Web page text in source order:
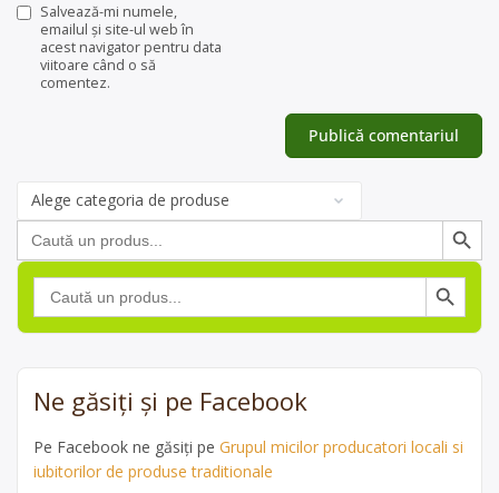
Salvează-mi numele,
emailul și site-ul web în
acest navigator pentru data
viitoare când o să
comentez.
Categorii
de
produse
Search
for:
Search Button
Search
for:
Search Button
Ne găsiți și pe Facebook
Pe Facebook ne găsiți pe Grupul micilor producatori locali si
iubitorilor de produse traditionale